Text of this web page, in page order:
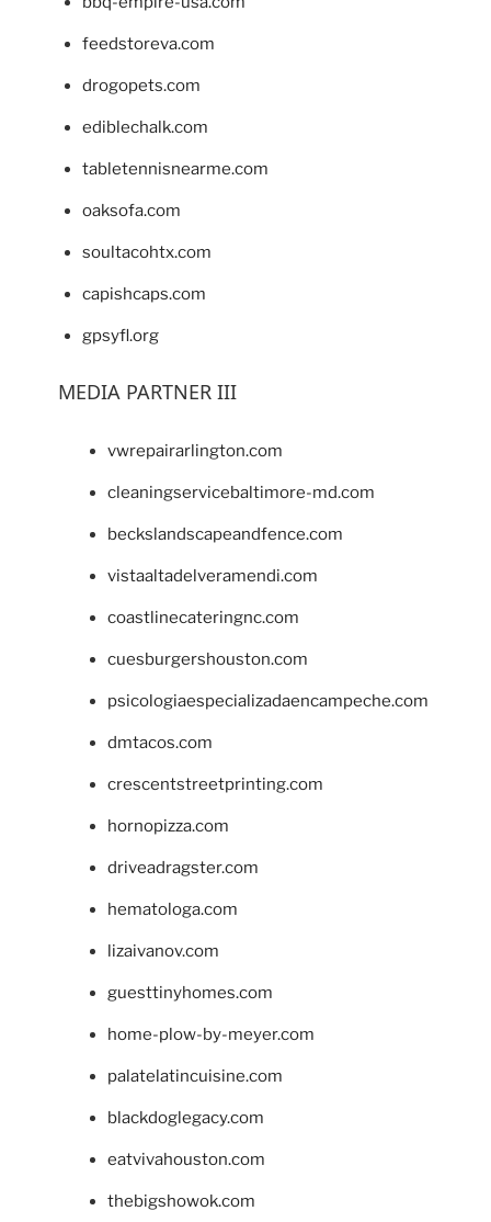
feedstoreva.com
drogopets.com
ediblechalk.com
tabletennisnearme.com
oaksofa.com
soultacohtx.com
capishcaps.com
gpsyfl.org
MEDIA PARTNER III
vwrepairarlington.com
cleaningservicebaltimore-md.com
beckslandscapeandfence.com
vistaaltadelveramendi.com
coastlinecateringnc.com
cuesburgershouston.com
psicologiaespecializadaencampeche.com
dmtacos.com
crescentstreetprinting.com
hornopizza.com
driveadragster.com
hematologa.com
lizaivanov.com
guesttinyhomes.com
home-plow-by-meyer.com
palatelatincuisine.com
blackdoglegacy.com
eatvivahouston.com
thebigshowok.com